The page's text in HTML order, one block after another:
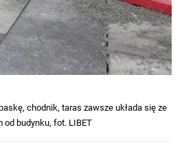
chodnik, taras zawsze układa się ze
od budynku, fot. LIBET